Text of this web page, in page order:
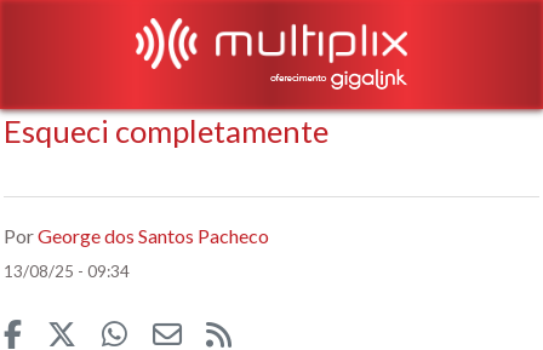
Esqueci completamente
PorGeorge dos Santos Pacheco
13/08/25 - 09:34